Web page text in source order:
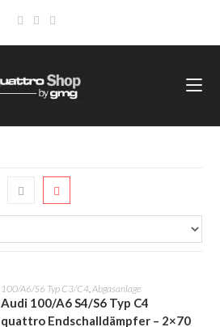
100/A6/S6 Typ C3/C4,Abgasanlage
Audi 100/A6 S4/S6 Typ C4
quattro Endschalldämpfer – 2×70